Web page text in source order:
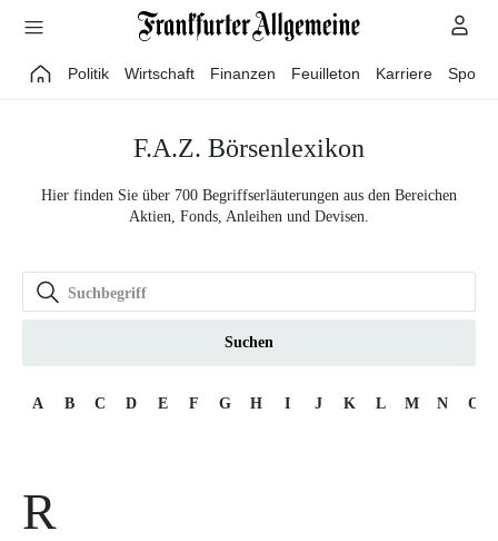
Direkt zum Hauptinhalt
Politik Wirtschaft Finanzen Feuilleton Karriere Sport
F.A.Z. Börsenlexikon
Hier finden Sie über 700 Begriffserläuterungen aus den Bereichen
Aktien, Fonds, Anleihen und Devisen.
Suchen
A B C D E F G H I J K L M N O
R